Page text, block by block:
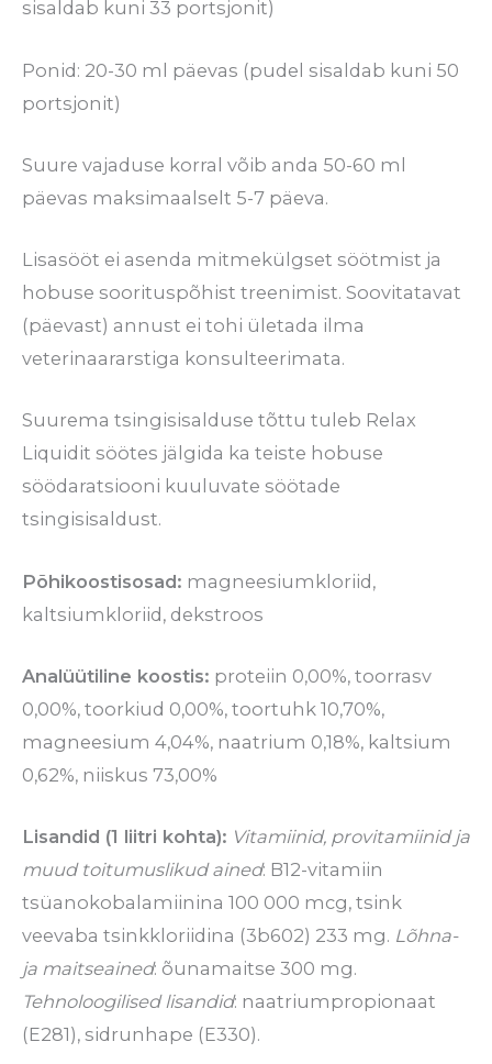
sisaldab kuni 33 portsjonit)
Ponid: 20-30 ml päevas (pudel sisaldab kuni 50
portsjonit)
Suure vajaduse korral võib anda 50-60 ml
päevas maksimaalselt 5-7 päeva.
Lisasööt ei asenda mitmekülgset söötmist ja
hobuse soorituspõhist treenimist. Soovitatavat
(päevast) annust ei tohi ületada ilma
veterinaararstiga konsulteerimata.
Suurema tsingisisalduse tõttu tuleb Relax
Liquidit söötes jälgida ka teiste hobuse
söödaratsiooni kuuluvate söötade
tsingisisaldust.
Põhikoostisosad: magneesiumkloriid,
kaltsiumkloriid, dekstroos
Analüütiline koostis: proteiin 0,00%, toorrasv
0,00%, toorkiud 0,00%, toortuhk 10,70%,
magneesium 4,04%, naatrium 0,18%, kaltsium
0,62%, niiskus 73,00%
Lisandid (1 liitri kohta): Vitamiinid, provitamiinid ja
muud toitumuslikud ained: B12-vitamiin
tsüanokobalamiinina 100 000 mcg, tsink
veevaba tsinkkloriidina (3b602) 233 mg. Lõhna-
ja maitseained: õunamaitse 300 mg.
Tehnoloogilised lisandid: naatriumpropionaat
(E281), sidrunhape (E330).